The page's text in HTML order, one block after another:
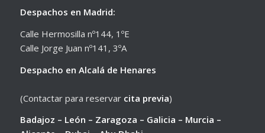
Despachos en Madrid:
Calle Hermosilla nº144, 1ºE
Calle Jorge Juan nº141, 3ºA
Despacho en Alcalá de Henares
(Contactar para reservar cita previa)
Badajoz – León – Zaragoza – Galicia – Murcia –